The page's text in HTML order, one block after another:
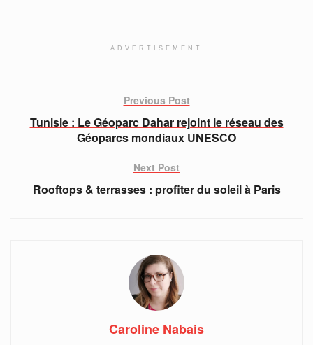
ADVERTISEMENT
Previous Post
Tunisie : Le Géoparc Dahar rejoint le réseau des
Géoparcs mondiaux UNESCO
Next Post
Rooftops & terrasses : profiter du soleil à Paris
Caroline Nabais